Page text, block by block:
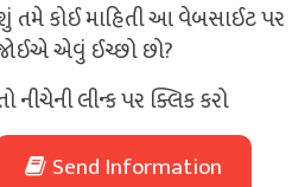
તમે કોઈ માહિતી આ વેબસાઈટ પર
એવું ઈચ્છો છો?
નીચેની લીન્ક પર ક્લિક કરો
Send Information